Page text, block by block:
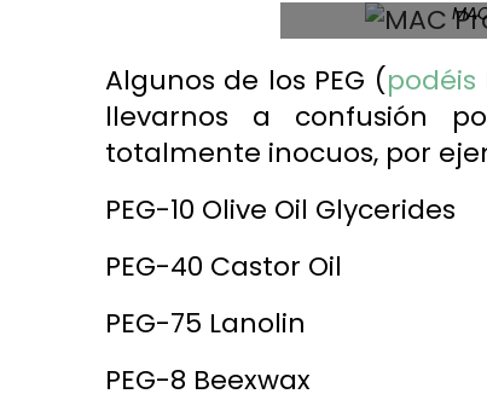
Algunos de los PEG (
llevarnos a confusión
totalmente inocuos, por
PEG-10 Olive Oil Glycerides
PEG-40 Castor Oil
PEG-75 Lanolin
PEG-8 Beexwax